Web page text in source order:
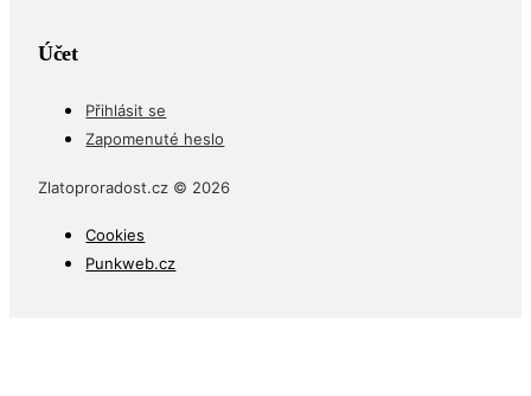
Účet
Přihlásit se
Zapomenuté heslo
Zlatoproradost.cz © 2026
Cookies
Punkweb.cz